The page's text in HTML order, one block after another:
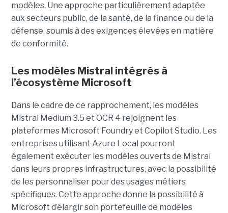
modèles. Une approche particulièrement adaptée
aux secteurs public, de la santé, de la finance ou de la
défense, soumis à des exigences élevées en matière
de conformité.
Les modèles Mistral intégrés à
l’écosystème Microsoft
Dans le cadre de ce rapprochement, les modèles
Mistral Medium 3.5 et OCR 4 rejoignent les
plateformes Microsoft Foundry et Copilot Studio. Les
entreprises utilisant Azure Local pourront
également exécuter les modèles ouverts de Mistral
dans leurs propres infrastructures, avec la possibilité
de les personnaliser pour des usages métiers
spécifiques. Cette approche donne la possibilité à
Microsoft d’élargir son portefeuille de modèles